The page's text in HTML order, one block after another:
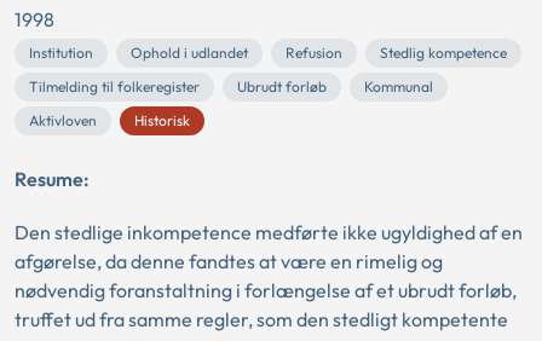
1998
Institution Ophold i udlandet Refusion
Stedlig kompetence
Tilmelding til folkeregister
Ubrudt forløb
Kommunal
Aktivloven
Historisk
Resume:
Den stedlige inkompetence medførte ikke ugyldighed af en
afgørelse, da denne fandtes at være en rimelig og
nødvendig foranstaltning i forlængelse af et ubrudt forløb,
truffet ud fra samme regler, som den stedligt kompetente